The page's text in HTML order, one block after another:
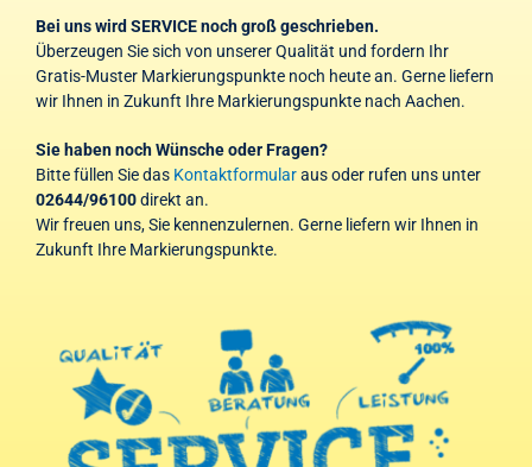
Bei uns wird SERVICE noch groß geschrieben.
Überzeugen Sie sich von unserer Qualität und fordern Ihr
Gratis-Muster Markierungspunkte noch heute an. Gerne liefern
wir Ihnen in Zukunft Ihre Markierungspunkte nach Aachen.
Sie haben noch Wünsche oder Fragen?
Bitte füllen Sie das Kontaktformularaus oder rufen uns unter
02644/96100direkt an.
Wir freuen uns, Sie kennenzulernen. Gerne liefern wir Ihnen in
Zukunft Ihre Markierungspunkte.